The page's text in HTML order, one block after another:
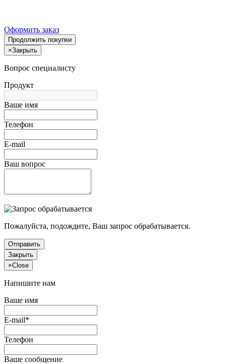
Оформить заказ
Продолжить покупки
×Закрыть
Вопрос специалисту
Продукт
Ваше имя
Телефон
E-mail
Ваш вопрос
Пожалуйста, подождите, Ваш запрос обрабатывается.
Отправить
Закрыть
×Close
Напишите нам
Ваше имя
E-mail*
Телефон
Ваше сообщение